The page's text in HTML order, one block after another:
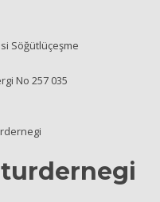
Söğütlüçeşme
No 257 035